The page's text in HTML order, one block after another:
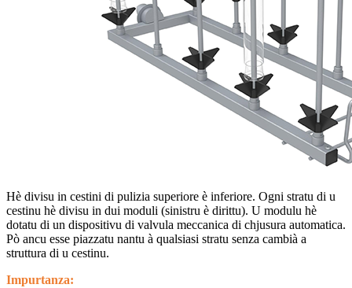
Hè divisu in cestini di pulizia superiore è inferiore. Ogni stratu di u
cestinu hè divisu in dui moduli (sinistru è dirittu). U modulu hè
dotatu di un dispositivu di valvula meccanica di chjusura automatica.
Pò ancu esse piazzatu nantu à qualsiasi stratu senza cambià a
struttura di u cestinu.
Impurtanza: